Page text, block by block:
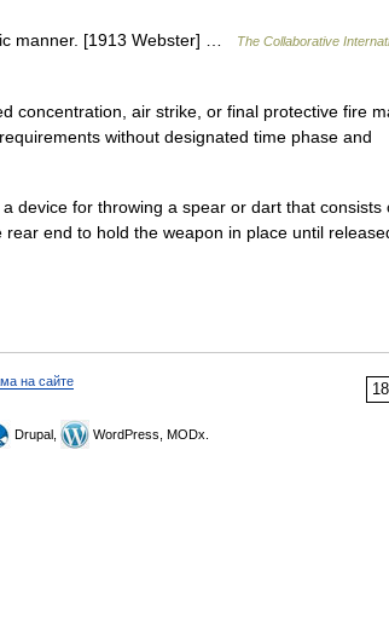
manner. [1913 Webster] …
The Collaborative
concentration, air strike, or final protective fire
without designated time phase and
device for throwing a spear or dart that consists
end to hold the weapon in place until
на сайте
Drupal, WordPress, MODx.